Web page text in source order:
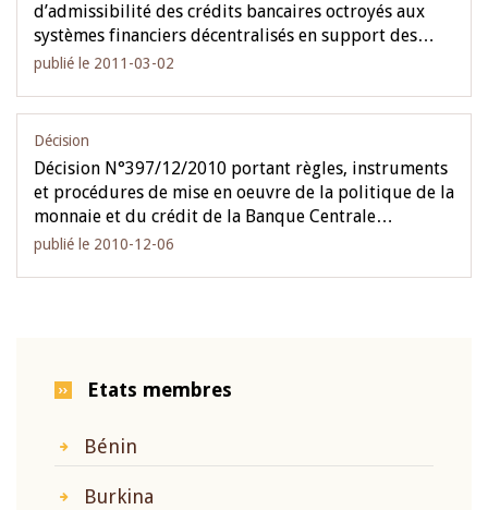
d’admissibilité des crédits bancaires octroyés aux
systèmes financiers décentralisés en support des…
publié le 2011-03-02
Décision
Décision N°397/12/2010 portant règles, instruments
et procédures de mise en oeuvre de la politique de la
monnaie et du crédit de la Banque Centrale…
publié le 2010-12-06
Etats membres
Bénin
Burkina